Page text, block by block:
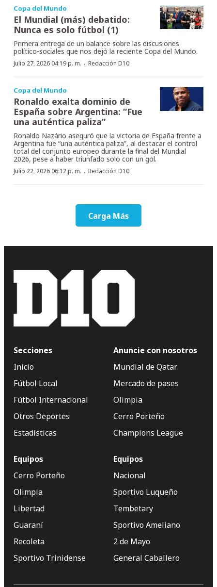
Copa del Mundo
El Mundial (más) debatido:
Nunca es solo fútbol (1)
Primera entrega de un balance sobre las discusiones
político-sociales que nos dejó la reciente Copa del Mundo.
Julio 27, 2026 04:19 p. m. · Redacción D10
Copa del Mundo
Ronaldo exalta dominio de
España sobre Argentina: “Fue
una auténtica paliza”
Ronaldo Nazário aseguró que la victoria de España frente a
Argentina fue “una auténtica paliza”, al destacar el control
total del conjunto europeo durante la final del Mundial
2026, pese a haber triunfado solo con un gol.
Julio 22, 2026 06:12 p. m. · Redacción D10
Carga Más
Secciones
Inicio
Fútbol Local
Fútbol Internacional
Otros Deportes
Estadísticas
Anuncie con nosotros
Mundial de Qatar
Mercado de pases
Olimpia
Cerro Porteño
Champions League
Equipos
Cerro Porteño
Olimpia
Libertad
Guaraní
Recoleta
Sportivo Trinidense
Equipos
Nacional
Sportivo Luqueño
Tembetary
Sportivo Ameliano
2 de Mayo
General Caballero